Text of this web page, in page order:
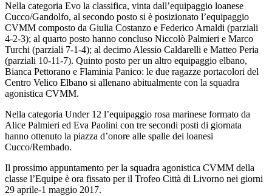
Nella categoria Evo la classifica, vinta dall’equipaggio loanese
Cucco/Gandolfo, al secondo posto si è posizionato l’equipaggio
CVMM composto da Giulia Costanzo e Federico Arnaldi (parziali
4-2-3); al quarto posto hanno concluso Niccolò Palmieri e Marco
Turchi (parziali 7-1-4); al decimo Alessio Caldarelli e Matteo Peria
(parziali 10-11-7). Quinto posto per un altro equipaggio elbano,
Bianca Pettorano e Flaminia Panico: le due ragazze portacolori del
Centro Velico Elbano si allenano abitualmente con la squadra
agonistica CVMM.
Nella categoria Under 12 l’equipaggio rosa marinese formato da
Alice Palmieri ed Eva Paolini con tre secondi posti di giornata
hanno ottenuto la piazza d’onore alle spalle dei loanesi
Cucco/Rembado.
Il prossimo appuntamento per la squadra agonistica CVMM della
classe l’Equipe è ora fissato per il Trofeo Città di Livorno nei giorni
29 aprile-1 maggio 2017.